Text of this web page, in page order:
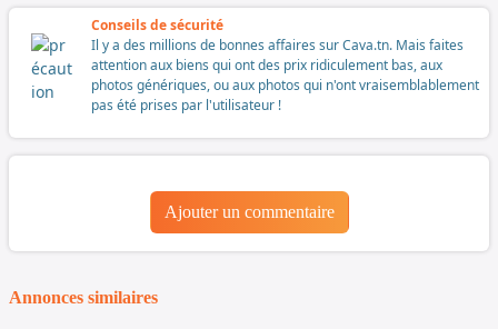
Conseils de sécurité
Il y a des millions de bonnes affaires sur Cava.tn. Mais faites
attention aux biens qui ont des prix ridiculement bas, aux
photos génériques, ou aux photos qui n'ont vraisemblablement
pas été prises par l'utilisateur !
Ajouter un commentaire
Annonces similaires